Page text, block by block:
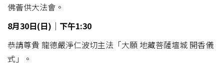
佛薈供大法會。
8月30日(日) │下午1:30
恭請尊貴 龍德嚴淨仁波切主法「大願 地藏菩薩壇城 開香儀
式」。